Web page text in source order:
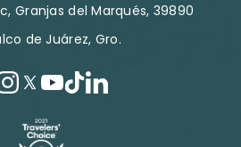
Granjas del Marqués, 39890
de Juárez, Gro.